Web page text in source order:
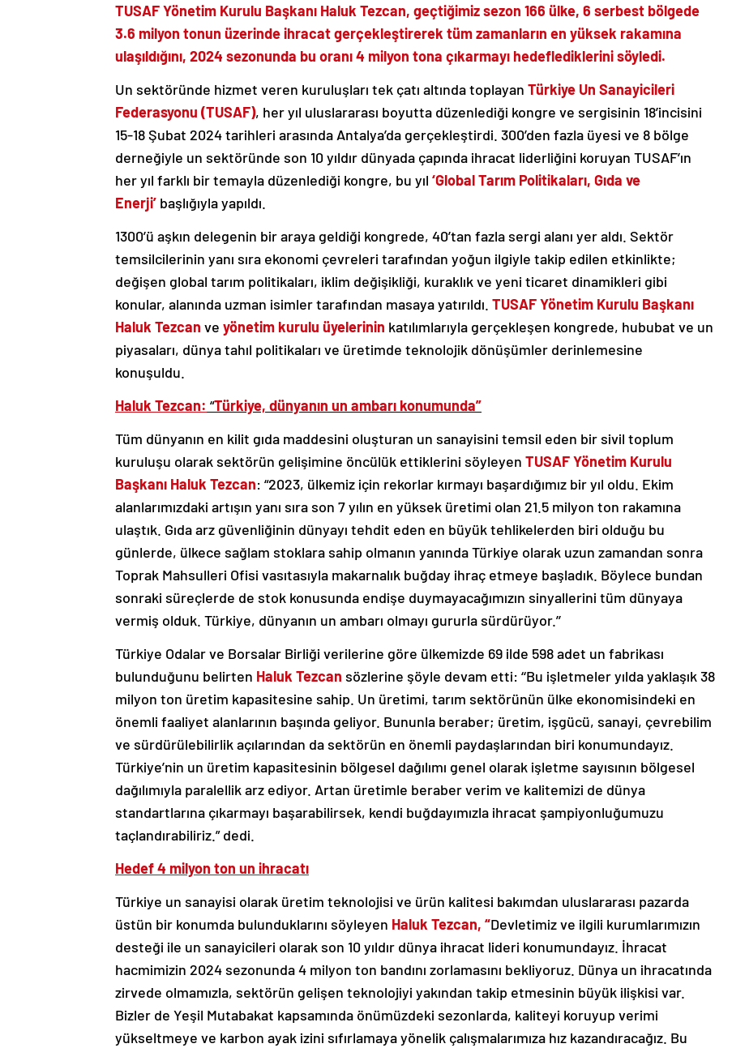
TUSAF Yönetim Kurulu Başkanı Haluk Tezcan, geçtiğimiz sezon 166 ülke, 6 serbest bölgede
3.6 milyon tonun üzerinde ihracat gerçekleştirerek tüm zamanların en yüksek rakamına
ulaşıldığını, 2024 sezonunda bu oranı 4 milyon tona çıkarmayı hedeflediklerini söyledi.
Un sektöründe hizmet veren kuruluşları tek çatı altında toplayan Türkiye Un Sanayicileri
Federasyonu (TUSAF), her yıl uluslararası boyutta düzenlediği kongre ve sergisinin 18’incisini
15-18 Şubat 2024 tarihleri arasında Antalya’da gerçekleştirdi. 300’den fazla üyesi ve 8 bölge
derneğiyle un sektöründe son 10 yıldır dünyada çapında ihracat liderliğini koruyan TUSAF’ın
her yıl farklı bir temayla düzenlediği kongre, bu yıl ‘Global Tarım Politikaları, Gıda ve
Enerji’ başlığıyla yapıldı.
1300’ü aşkın delegenin bir araya geldiği kongrede, 40’tan fazla sergi alanı yer aldı. Sektör
temsilcilerinin yanı sıra ekonomi çevreleri tarafından yoğun ilgiyle takip edilen etkinlikte;
değişen global tarım politikaları, iklim değişikliği, kuraklık ve yeni ticaret dinamikleri gibi
konular, alanında uzman isimler tarafından masaya yatırıldı. TUSAF Yönetim Kurulu Başkanı
Haluk Tezcan ve yönetim kurulu üyelerinin katılımlarıyla gerçekleşen kongrede, hububat ve un
piyasaları, dünya tahıl politikaları ve üretimde teknolojik dönüşümler derinlemesine
konuşuldu.
Haluk Tezcan: “Türkiye, dünyanın un ambarı konumunda”
Tüm dünyanın en kilit gıda maddesini oluşturan un sanayisini temsil eden bir sivil toplum
kuruluşu olarak sektörün gelişimine öncülük ettiklerini söyleyen TUSAF Yönetim Kurulu
Başkanı Haluk Tezcan: “2023, ülkemiz için rekorlar kırmayı başardığımız bir yıl oldu. Ekim
alanlarımızdaki artışın yanı sıra son 7 yılın en yüksek üretimi olan 21.5 milyon ton rakamına
ulaştık. Gıda arz güvenliğinin dünyayı tehdit eden en büyük tehlikelerden biri olduğu bu
günlerde, ülkece sağlam stoklara sahip olmanın yanında Türkiye olarak uzun zamandan sonra
Toprak Mahsulleri Ofisi vasıtasıyla makarnalık buğday ihraç etmeye başladık. Böylece bundan
sonraki süreçlerde de stok konusunda endişe duymayacağımızın sinyallerini tüm dünyaya
vermiş olduk. Türkiye, dünyanın un ambarı olmayı gururla sürdürüyor.’’
Türkiye Odalar ve Borsalar Birliği verilerine göre ülkemizde 69 ilde 598 adet un fabrikası
bulunduğunu belirten Haluk Tezcan sözlerine şöyle devam etti: ‘‘Bu işletmeler yılda yaklaşık 38
milyon ton üretim kapasitesine sahip. Un üretimi, tarım sektörünün ülke ekonomisindeki en
önemli faaliyet alanlarının başında geliyor. Bununla beraber; üretim, işgücü, sanayi, çevrebilim
ve sürdürülebilirlik açılarından da sektörün en önemli paydaşlarından biri konumundayız.
Türkiye’nin un üretim kapasitesinin bölgesel dağılımı genel olarak işletme sayısının bölgesel
dağılımıyla paralellik arz ediyor. Artan üretimle beraber verim ve kalitemizi de dünya
standartlarına çıkarmayı başarabilirsek, kendi buğdayımızla ihracat şampiyonluğumuzu
taçlandırabiliriz.” dedi.
Hedef 4 milyon ton un ihracatı
Türkiye un sanayisi olarak üretim teknolojisi ve ürün kalitesi bakımdan uluslararası pazarda
üstün bir konumda bulunduklarını söyleyen Haluk Tezcan, “Devletimiz ve ilgili kurumlarımızın
desteği ile un sanayicileri olarak son 10 yıldır dünya ihracat lideri konumundayız. İhracat
hacmimizin 2024 sezonunda 4 milyon ton bandını zorlamasını bekliyoruz. Dünya un ihracatında
zirvede olmamızla, sektörün gelişen teknolojiyi yakından takip etmesinin büyük ilişkisi var.
Bizler de Yeşil Mutabakat kapsamında önümüzdeki sezonlarda, kaliteyi koruyup verimi
yükseltmeye ve karbon ayak izini sıfırlamaya yönelik çalışmalarımıza hız kazandıracağız. Bu